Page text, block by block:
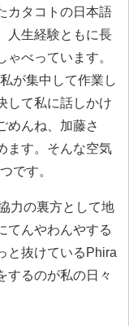
カタコトの日本語
人生経験ともに長
べっています。
が集中して作業し
して私に話しかけ
めんね、加藤さ
ます。そんな空気
です。
力の裏方として地
てんやわんやする
と抜けているPhira
するのが私の日々